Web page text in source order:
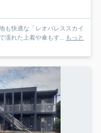
も快適な「レオパレススカイ
濡れた上着や傘もす...
もっと